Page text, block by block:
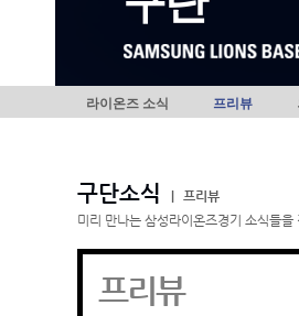
라이온즈 소식 프리뷰
구단소식
프리뷰
미리 만나는 삼성라이온즈경기 소식들을
프리뷰